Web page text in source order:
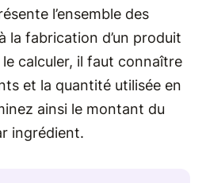
l’ensemble des
la fabrication d’un produit
calculer, il faut connaître
et la quantité utilisée en
ainsi le montant du
ingrédient.